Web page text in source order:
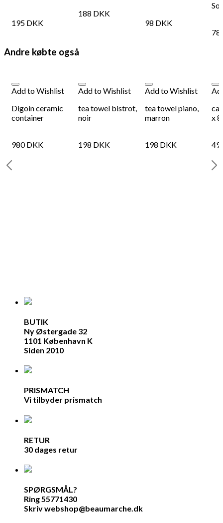
195 DKK
188 DKK
98 DKK
78
Andre købte også
Add to Wishlist
Digoin ceramic
container
980DKK
Add to Wishlist
tea towel bistrot,
noir
198 DKK
Add to Wishlist
tea towel piano,
marron
198 DKK
x
BUTIK
Ny Østergade 32
1101 København K
Siden 2010
PRISMATCH
Vi tilbyder prismatch
RETUR
30 dages retur
SPØRGSMÅL?
Ring 55771430
Skriv webshop@beaumarche.dk